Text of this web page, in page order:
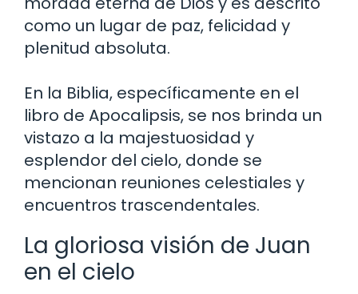
como un lugar de paz, felicidad y
plenitud absoluta.
En la Biblia, específicamente en el
libro de Apocalipsis, se nos brinda un
vistazo a la majestuosidad y
esplendor del cielo, donde se
mencionan reuniones celestiales y
encuentros trascendentales.
La gloriosa visión de Juan
en el cielo